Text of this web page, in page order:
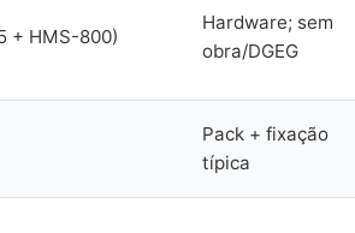
+ HMS-800)
Hardware; sem
obra/DGEG
Pack + fixação
típica